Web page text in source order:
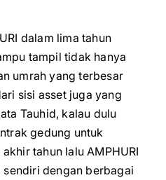
dalam lima tahun
tampil tidak hanya
umrah yang terbesar
sisi asset juga yang
Tauhid, kalau dulu
gedung untuk
tahun lalu AMPHURI
dengan berbagai